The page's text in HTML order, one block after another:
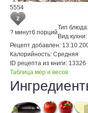
5554
2
? минут6 порций
Тип блюда:
Вид кухни:
Рецепт добавлен:
Калорийность: Средняя
ID рецепта из книги: 13326
Таблица мер и весов